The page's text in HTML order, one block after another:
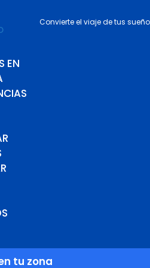
Convierte el viaje de tus
EN
tu zona